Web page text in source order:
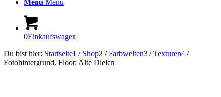
Menü Menü
0Einkaufswagen
Du bist hier: Startseite1 / Shop2 / Farbwelten3 / Texturen4 /
Fotohintergrund, Floor: Alte Dielen